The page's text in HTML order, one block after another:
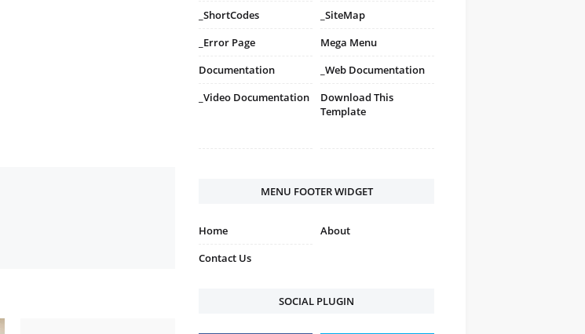
_ShortCodes
_SiteMap
_Error Page
Mega Menu
Documentation
_Web Documentation
_Video Documentation
Download This
Template
MENU FOOTER WIDGET
Home
About
Contact Us
SOCIAL PLUGIN